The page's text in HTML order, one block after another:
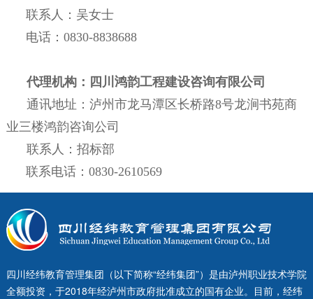
联系人：吴女士
电话：0830-8838688
代理机构：四川鸿韵工程建设咨询有限公司
通讯地址：泸州市龙马潭区长桥路8号龙涧书苑商
业三楼鸿韵咨询公司
联系人：招标部
联系电话：0830-2610569
四川经纬教育管理集团（以下简称“经纬集团”）是由泸州职业技术学院
全额投资，于2018年经泸州市政府批准成立的国有企业。目前，经纬